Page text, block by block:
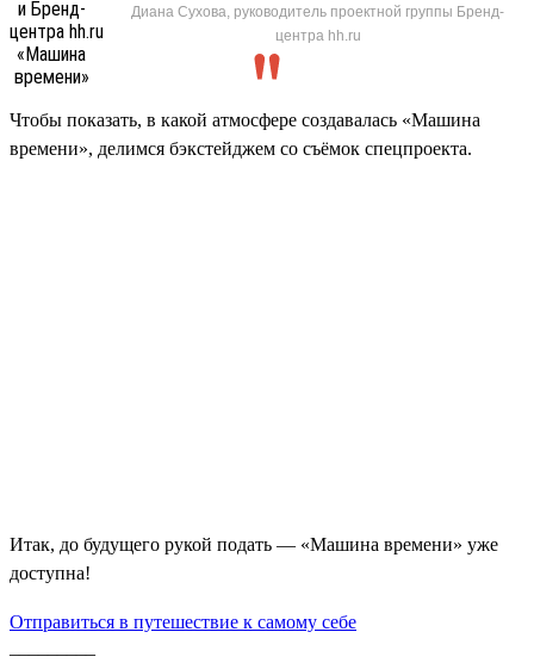
Диана Сухова, руководитель проектной группы Бренд-
центра hh.ru
Чтобы показать, в какой атмосфере создавалась «Машина
времени», делимся бэкстейджем со съёмок спецпроекта.
Итак, до будущего рукой подать — «Машина времени» уже
доступна!
Отправиться в путешествие к самому себе